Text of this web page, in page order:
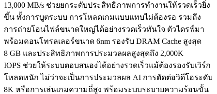
13,000 MB/s ช่วยยกระดับประสิทธิภาพการทำงานให้รวดเร็วยิ่ง
ขึ้น ทั้งการบูตระบบ การโหลดเกมแบบแทบไม่ต้องรอ รวมถึง
การถ่ายโอนไฟล์ขนาดใหญ่ได้อย่างรวดเร็วทันใจ ตัวไดรฟ์มา
พร้อมคอนโทรลเลอร์ขนาด 6nm รองรับ DRAM Cache สูงสุด
8 GB และประสิทธิภาพการประมวลผลสูงสุดถึง 2,000K
IOPS ช่วยให้ระบบตอบสนองได้อย่างรวดเร็วแม้ต้องรองรับเวิร์ก
โหลดหนัก ไม่ว่าจะเป็นการประมวลผล AI การตัดต่อวิดีโอระดับ
8K หรือการเล่นเกมความถี่สูง พร้อมระบบระบายความร้อนขั้น